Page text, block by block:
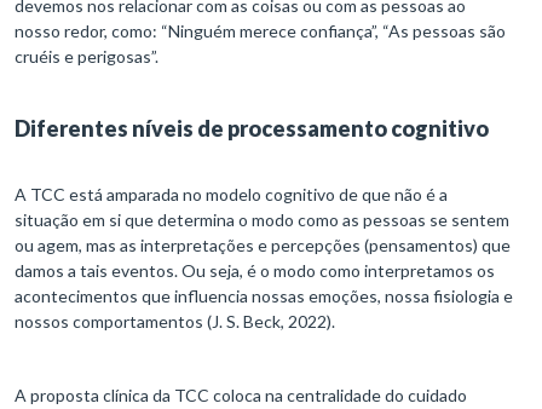
devemos nos relacionar com as coisas ou com as pessoas ao
nosso redor, como: “Ninguém merece confiança”, “As pessoas são
cruéis e perigosas”.
Diferentes níveis de processamento cognitivo
A TCC está amparada no modelo cognitivo de que não é a
situação em si que determina o modo como as pessoas se sentem
ou agem, mas as interpretações e percepções (pensamentos) que
damos a tais eventos. Ou seja, é o modo como interpretamos os
acontecimentos que influencia nossas emoções, nossa fisiologia e
nossos comportamentos (J. S. Beck, 2022).
A proposta clínica da TCC coloca na centralidade do cuidado